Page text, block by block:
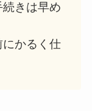
きは早め
かるく仕